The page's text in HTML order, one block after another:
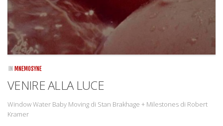
IN MNEMOSYNE
VENIRE ALLA LUCE
Window Water Baby Moving di Stan Brakhage + Milestones di Robert
Kramer